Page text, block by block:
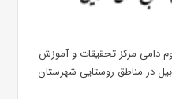
دامی مرکز تحقیقات و آموزش
در مناطق روستایی شهرستان